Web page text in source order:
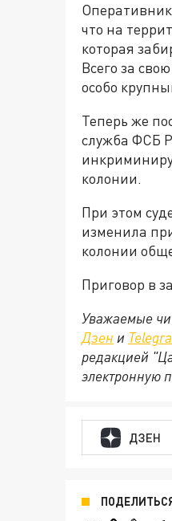
что на
которая
Всего за
особо
Теперь же
служба ФСБ
колонии.
При этом
изменила
колонии
Приговор в
Уважаемые
Дзен и
редакцией
электронную
ДЗЕН